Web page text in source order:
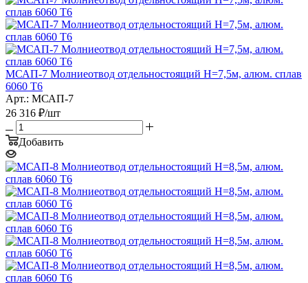
МСАП-7 Молниеотвод отдельностоящий H=7,5м, алюм. сплав
6060 T6
Арт.: МСАП-7
26 316 ₽/шт
Добавить